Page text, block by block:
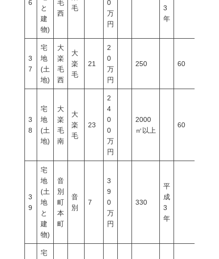
6
と
建
物)
毛
西
毛
0
万
円
3
年
3
7
宅
地
(土
地)
大
楽
毛
西
大
楽
毛
21
2
0
万
円
250 60
3
8
宅
地
(土
地)
大
楽
毛
南
大
楽
毛
23
2
4
0
0
万
円
2000
㎡以上
60
3
9
宅
地
(土
地
と
建
物)
音
別
町
本
町
音
別
7
3
9
0
万
円
330
平
成
3
年
宅